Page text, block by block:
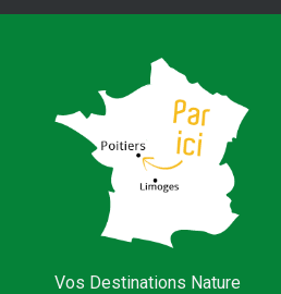
Vos Destinations Nature